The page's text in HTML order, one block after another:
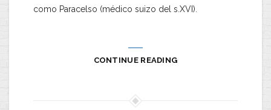
como Paracelso (médico suizo del s.XVI).
CONTINUE READING